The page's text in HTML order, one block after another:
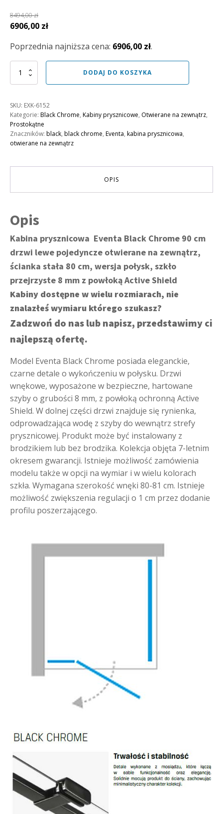
8494,00zł
Pierwotna
wynosiła:
8494,00 zł.
6906,00 złAktualna
wynosi:
6906,00 zł.
Poprzednia najniższa cena: 6906,00 zł.
ilość
Black
Chrome
90
cm
drzwi
stała
DODAJ DO KOSZYKA
SKU: EXK-6152
Kategorie: Black Chrome, Kabiny prysznicowe, Otwierane na zewnątrz,
Prostokątne
Znaczników: black, black chrome, Eventa, kabina prysznicowa,
otwierane na zewnątrz
OPIS
Opis
Kabina prysznicowa Eventa Black Chrome 90 cm
drzwi lewe pojedyncze otwierane na zewnątrz,
ścianka stała 80 cm, wersja połysk, szkło
przejrzyste 8 mm z powłoką Active Shield
Kabiny dostępne w wielu rozmiarach, nie
znalazłeś wymiaru którego szukasz?
Zadzwoń do nas lub napisz, przedstawimy ci
najlepszą ofertę.
Model Eventa Black Chrome posiada eleganckie,
czarne detale o wykończeniu w połysku. Drzwi
wnękowe, wyposażone w bezpieczne, hartowane
szyby o grubości 8 mm, z powłoką ochronną Active
Shield. W dolnej części drzwi znajduje się rynienka,
odprowadzająca wodę z szyby do wewnątrz strefy
prysznicowej. Produkt może być instalowany z
brodzikiem lub bez brodzika. Kolekcja objęta 7-letnim
okresem gwarancji. Istnieje możliwość zamówienia
modelu także w opcji na wymiar i w wielu kolorach
szkła. Wymagana szerokość wnęki 80-81 cm. Istnieje
możliwość zwiększenia regulacji o 1 cm przez dodanie
profilu poszerzającego.